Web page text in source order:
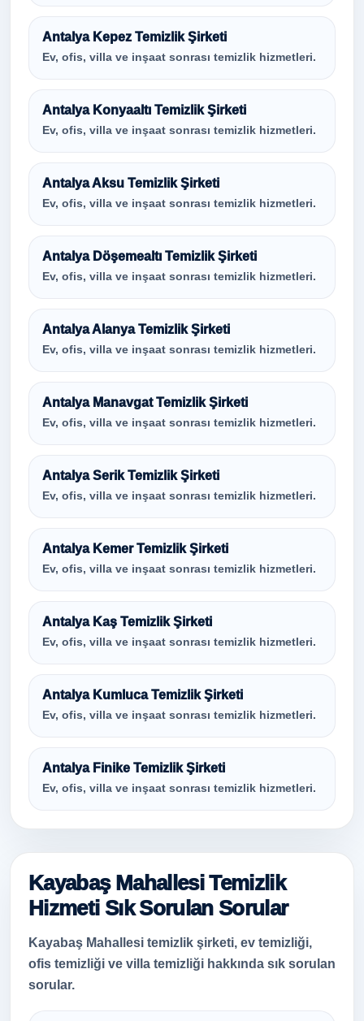
Antalya Kepez Temizlik Şirketi
Ev, ofis, villa ve inşaat sonrası temizlik hizmetleri.
Antalya Konyaaltı Temizlik Şirketi
Ev, ofis, villa ve inşaat sonrası temizlik hizmetleri.
Antalya Aksu Temizlik Şirketi
Ev, ofis, villa ve inşaat sonrası temizlik hizmetleri.
Antalya Döşemealtı Temizlik Şirketi
Ev, ofis, villa ve inşaat sonrası temizlik hizmetleri.
Antalya Alanya Temizlik Şirketi
Ev, ofis, villa ve inşaat sonrası temizlik hizmetleri.
Antalya Manavgat Temizlik Şirketi
Ev, ofis, villa ve inşaat sonrası temizlik hizmetleri.
Antalya Serik Temizlik Şirketi
Ev, ofis, villa ve inşaat sonrası temizlik hizmetleri.
Antalya Kemer Temizlik Şirketi
Ev, ofis, villa ve inşaat sonrası temizlik hizmetleri.
Antalya Kaş Temizlik Şirketi
Ev, ofis, villa ve inşaat sonrası temizlik hizmetleri.
Antalya Kumluca Temizlik Şirketi
Ev, ofis, villa ve inşaat sonrası temizlik hizmetleri.
Antalya Finike Temizlik Şirketi
Ev, ofis, villa ve inşaat sonrası temizlik hizmetleri.
Kayabaş Mahallesi Temizlik
Hizmeti Sık Sorulan Sorular
Kayabaş Mahallesi temizlik şirketi, ev temizliği,
ofis temizliği ve villa temizliği hakkında sık sorulan
sorular.